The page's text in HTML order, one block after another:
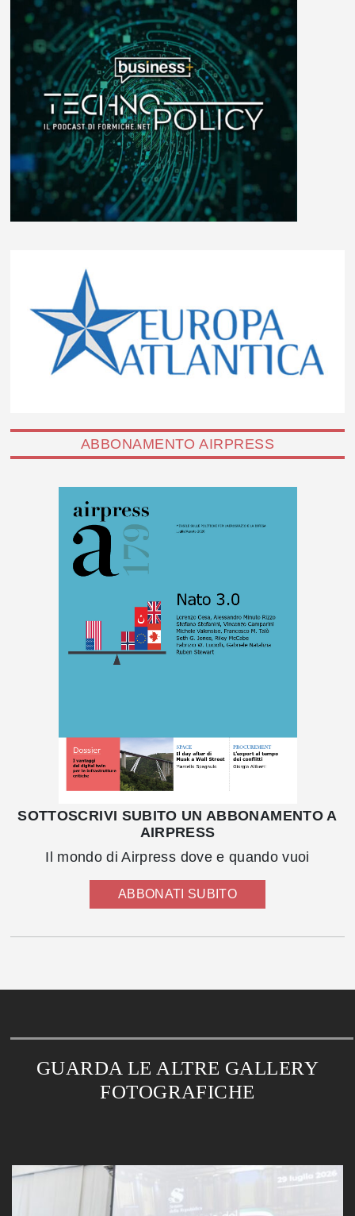
ABBONAMENTO AIRPRESS
SOTTOSCRIVI SUBITO UN ABBONAMENTO A
AIRPRESS
Il mondo di Airpress dove e quando vuoi
ABBONATI SUBITO
GUARDA LE ALTRE GALLERY
FOTOGRAFICHE